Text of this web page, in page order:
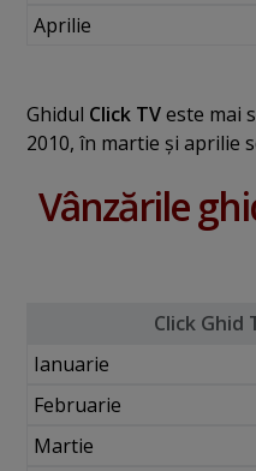
Aprilie
Ghidul Click TVeste mai
2010, în martie şi aprilie
Vânzările
Click Ghid
Ianuarie
Februarie
Martie